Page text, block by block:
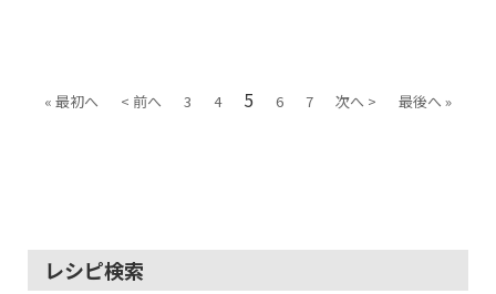
« 最初へ < 前へ 3 4 5 6 7 次へ > 最後へ »
レシピ検索